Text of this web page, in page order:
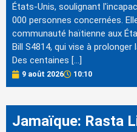
États-Unis, soulignant
000 personnes concernées.
communauté haïtienne aux
Bill S4814, qui vise à
Des centaines […]
9 août 2026 10:10
Jamaïque: Rasta